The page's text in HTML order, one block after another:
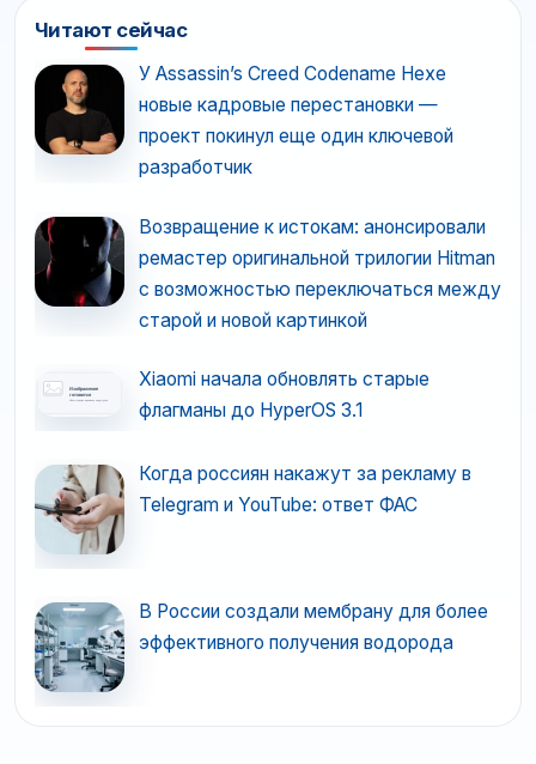
Читают сейчас
У Assassin’s Creed Codename Hexe
новые кадровые перестановки —
проект покинул еще один ключевой
разработчик
Возвращение к истокам: анонсировали
ремастер оригинальной трилогии Hitman
с возможностью переключаться между
старой и новой картинкой
Xiaomi начала обновлять старые
флагманы до HyperOS 3.1
Когда россиян накажут за рекламу в
Telegram и YouTube: ответ ФАС
В России создали мембрану для более
эффективного получения водорода